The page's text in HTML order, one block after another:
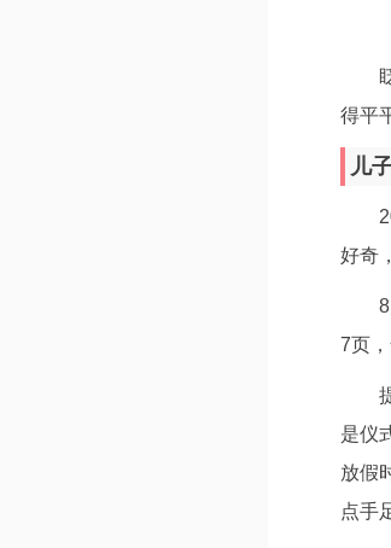
得平
儿
好奇
7页
是仪
放假
点手